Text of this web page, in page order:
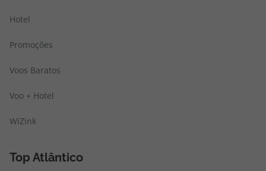
Hotel
Promoções
Voos Baratos
Voo + Hotel
WiZink
Top Atlântico